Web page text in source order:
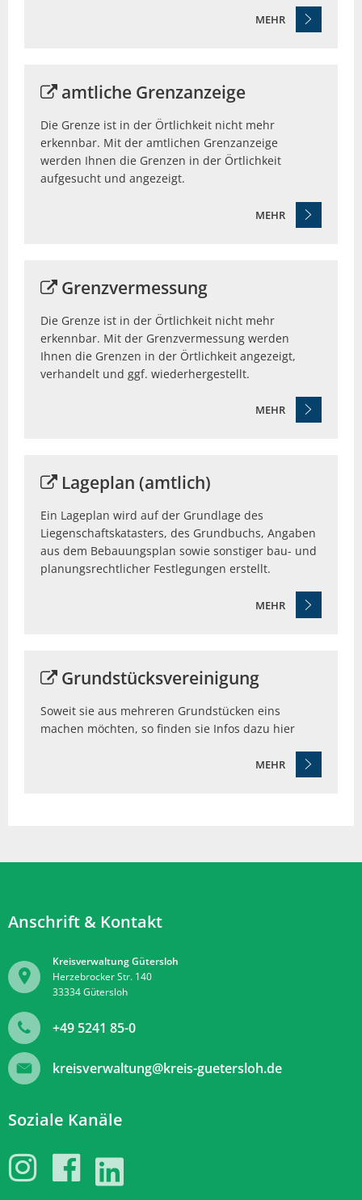
MEHR
amtliche Grenzanzeige
Die Grenze ist in der Örtlichkeit nicht mehr
erkennbar. Mit der amtlichen Grenzanzeige
werden Ihnen die Grenzen in der Örtlichkeit
aufgesucht und angezeigt.
MEHR
Grenzvermessung
Die Grenze ist in der Örtlichkeit nicht mehr
erkennbar. Mit der Grenzvermessung werden
Ihnen die Grenzen in der Örtlichkeit angezeigt,
verhandelt und ggf. wiederhergestellt.
MEHR
Lageplan (amtlich)
Ein Lageplan wird auf der Grundlage des
Liegenschaftskatasters, des Grundbuchs, Angaben
aus dem Bebauungsplan sowie sonstiger bau- und
planungsrechtlicher Festlegungen erstellt.
MEHR
Grundstücksvereinigung
Soweit sie aus mehreren Grundstücken eins
machen möchten, so finden sie Infos dazu hier
MEHR
Anschrift & Kontakt
Kreisverwaltung Gütersloh
Herzebrocker Str. 140
33334Gütersloh
+49 5241 85-0
kreisverwaltung@kreis-guetersloh.de
Soziale Kanäle